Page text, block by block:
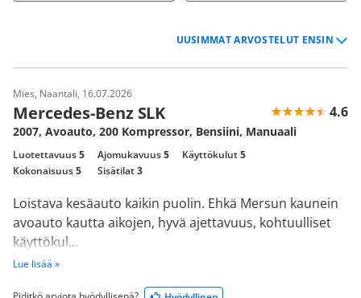
Mies, Naantali, 16.07.2026
Mercedes-Benz SLK 4.6
2007, Avoauto, 200 Kompressor, Bensiini, Manuaali
Luotettavuus5 Ajomukavuus5 Käyttökulut5
Kokonaisuus5 Sisätilat3
Loistava kesäauto kaikin puolin. Ehkä Mersun kaunein
avoauto kautta aikojen, hyvä ajettavuus, kohtuulliset
käyttökul...
Lue lisää »